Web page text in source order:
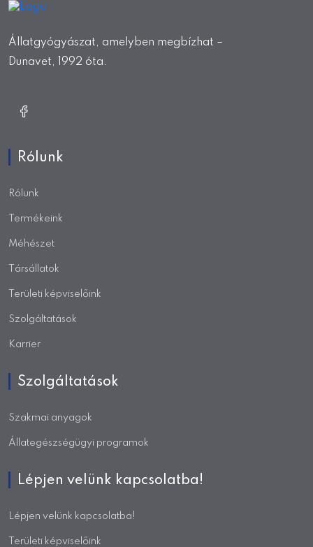
Állatgyógyászat, amelyben megbízhat –
Dunavet, 1992 óta.
Rólunk
Rólunk
Termékeink
Méhészet
Társállatok
Területi képviselőink
Szolgáltatások
Karrier
Szolgáltatások
Szakmai anyagok
Állategészségügyi programok
Lépjen velünk kapcsolatba!
Lépjen velünk kapcsolatba!
Területi képviselőink